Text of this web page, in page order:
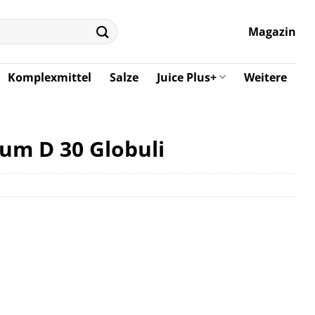
Magazin
Komplexmittel Salze Juice Plus+ Weitere
D 30 Globuli